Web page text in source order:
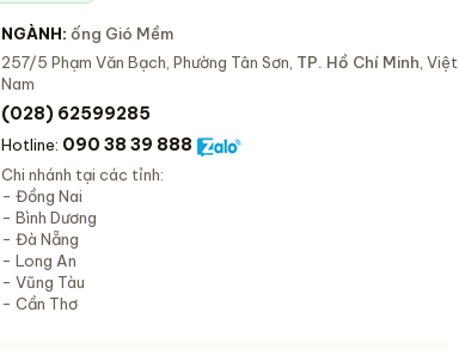
NGÀNH: ống Gió Mềm
257/5 Phạm Văn Bạch, Phường Tân Sơn, TP. Hồ Chí Minh, Việt
Nam
(028) 62599285
Hotline: 090 38 39 888
Chi nhánh tại các tỉnh:
- Đồng Nai
- Bình Dương
- Đà Nẵng
- Long An
- Vũng Tàu
- Cần Thơ